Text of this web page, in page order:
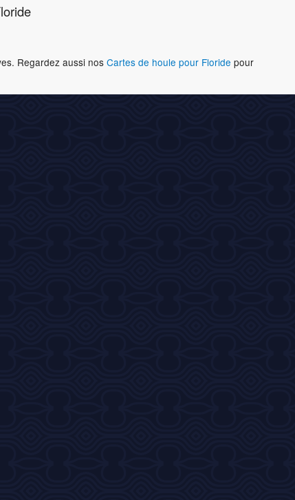
Regardez aussi nos Cartes de houle pour Floride pour